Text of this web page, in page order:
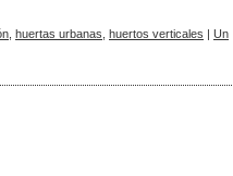
huertas urbanas huertos verticales | Un